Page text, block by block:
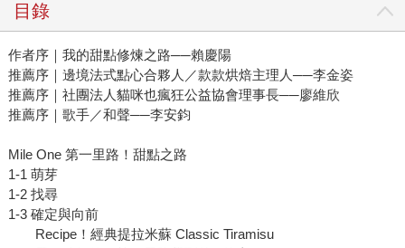
目錄
作者序｜我的甜點修煉之路──賴慶陽
推薦序｜邊境法式點心合夥人／款款烘焙主理人──李金姿
推薦序｜社團法人貓咪也瘋狂公益協會理事長──廖維欣
推薦序｜歌手／和聲──李安鈞
Mile One 第一里路！甜點之路
1-1 萌芽
1-2 找尋
1-3 確定與向前
Recipe！經典提拉米蘇 Classic Tiramisu